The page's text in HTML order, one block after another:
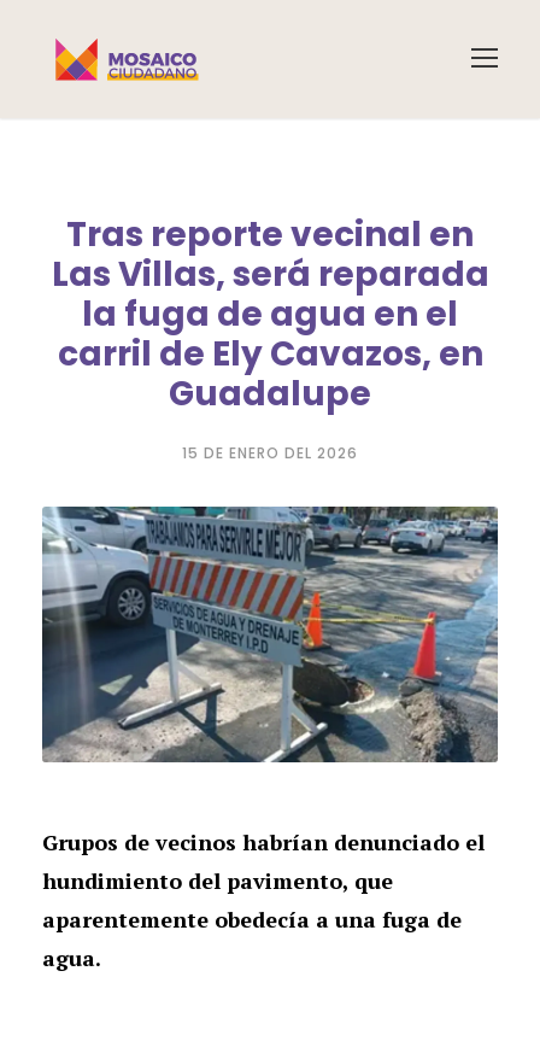
Tras reporte vecinal en
Las Villas, será reparada
la fuga de agua en el
carril de Ely Cavazos, en
Guadalupe
15 DE ENERO DEL 2026
Grupos de vecinos habrían denunciado el
hundimiento del pavimento, que
aparentemente obedecía a una fuga de
agua.